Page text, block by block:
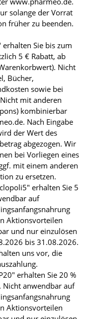
solange der Vorrat
früher zu beenden.
Sie bis zum
5 € Rabatt, ab
Nicht
Bücher,
sowie bei
mit anderen
kombinierbar
Nach Eingabe
der Wert des
abgezogen. Wir
bei Vorliegen eines
mit einem anderen
zu ersetzen.
erhalten Sie 5
auf
Aktionsvorteilen
und nur einzulösen
bis 31.08.2026.
uns vor, die
erhalten Sie 20 %
Nicht anwendbar auf
Aktionsvorteilen